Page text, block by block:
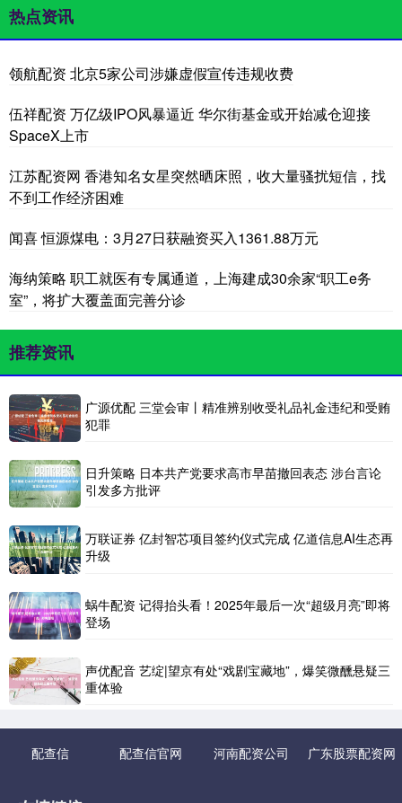
热点资讯
领航配资 北京5家公司涉嫌虚假宣传违规收费
伍祥配资 万亿级IPO风暴逼近 华尔街基金或开始减仓迎接
SpaceX上市
江苏配资网 香港知名女星突然晒床照，收大量骚扰短信，找
不到工作经济困难
闻喜 恒源煤电：3月27日获融资买入1361.88万元
海纳策略 职工就医有专属通道，上海建成30余家“职工e务
室”，将扩大覆盖面完善分诊
推荐资讯
广源优配 三堂会审丨精准辨别收受礼品礼金违纪和受贿
犯罪
日升策略 日本共产党要求高市早苗撤回表态 涉台言论
引发多方批评
万联证券 亿封智芯项目签约仪式完成 亿道信息AI生态再
升级
蜗牛配资 记得抬头看！2025年最后一次“超级月亮”即将
登场
声优配音 艺绽|望京有处“戏剧宝藏地”，爆笑微醺悬疑三
重体验
配查信 配查信官网 河南配资公司 广东股票配资网